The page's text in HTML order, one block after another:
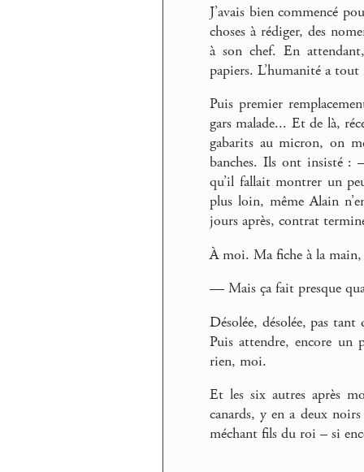
J’avais bien commencé
choses à rédiger, des
à son chef. En
papiers. L’humanité a tout
Puis premier
gars malade... Et de là,
gabarits au micron, on
banches. Ils ont insisté :
qu’il fallait montrer un
plus loin, même Alain
jours après, contrat
À moi. Ma fiche à la
— Mais ça fait presque
Désolée, désolée, pas
Puis attendre, encore un
rien, moi.
Et les six autres après
canards, y en a deux
méchant fils du roi – si